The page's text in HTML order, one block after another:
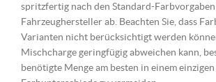
spritzfertig nach den Standard-
Fahrzeughersteller ab. Beachten Sie, dass
Varianten nicht berücksichtigt werden
Mischcharge geringfügig abweichen kann,
benötigte Menge am besten in einem